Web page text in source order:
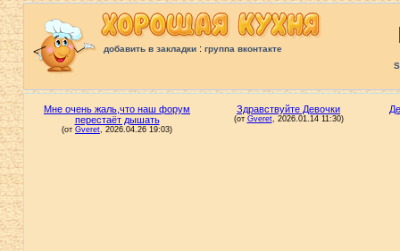
добавить в закладки: группа вконтакте